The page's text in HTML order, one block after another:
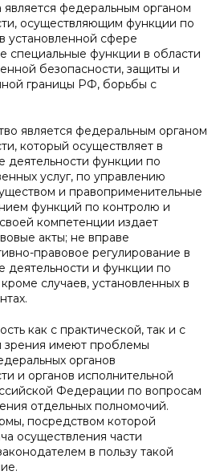
федеральным органом
осуществляющим функции по
установленной сфере
специальные функции в области
безопасности, защиты и
границы РФ, борьбы с
является федеральным органом
который осуществляет в
деятельности функции по
услуг, по управлению
и правоприменительные
функций по контролю и
компетенции издает
акты; не вправе
правовое регулирование в
деятельности и функции по
случаев, установленных в
как с практической, так и с
зрения имеют проблемы
органов
и органов исполнительной
Федерации по вопросам
отдельных полномочий.
посредством которой
осуществления части
в пользу такой